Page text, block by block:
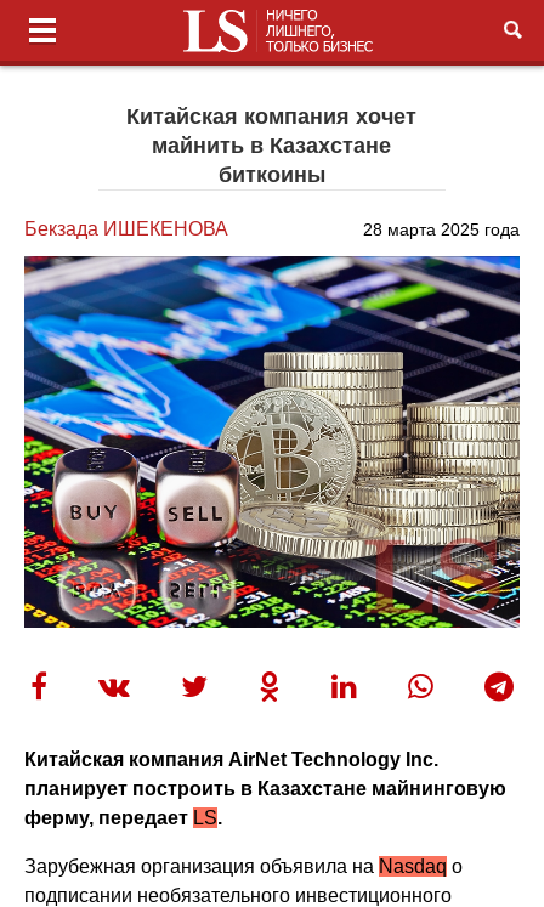
Китайская компания хочет
майнить в Казахстане
биткоины
Бекзада ИШЕКЕНОВА 28 марта 2025 года
Китайская компания AirNet Technology Inc.
планирует построить в Казахстане майнинговую
ферму, передает LS.
Зарубежная организация объявила на Nasdaq о
подписании необязательного инвестиционного